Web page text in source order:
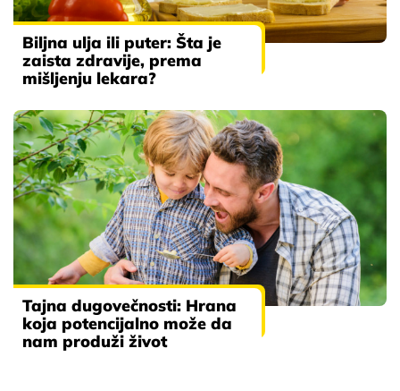
Biljna ulja ili puter: Šta je
zaista zdravije, prema
mišljenju lekara?
Tajna dugovečnosti: Hrana
koja potencijalno može da
nam produži život